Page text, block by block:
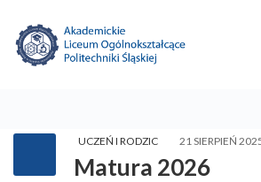
UCZEŃ I RODZIC 21 SIERPIEŃ
Matura 2026